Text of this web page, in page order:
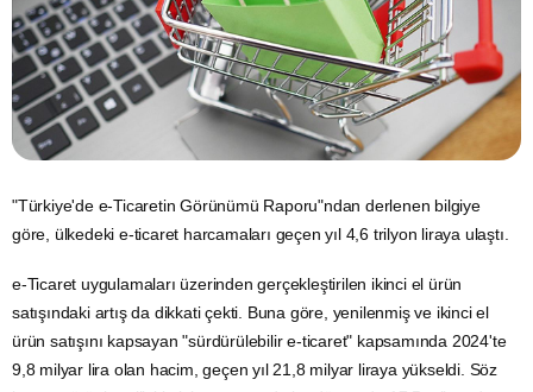
"Türkiye'de e-Ticaretin Görünümü Raporu"ndan derlenen bilgiye
göre, ülkedekie-ticaret harcamaları geçen yıl 4,6 trilyon liraya ulaştı.
e-Ticaret uygulamaları üzerinden gerçekleştirilen ikinci el ürün
satışındaki artış da dikkati çekti. Buna göre, yenilenmiş ve ikinci el
ürün satışını kapsayan "sürdürülebilir e-ticaret" kapsamında 2024'te
9,8 milyar lira olan hacim, geçen yıl 21,8 milyar liraya yükseldi. Söz